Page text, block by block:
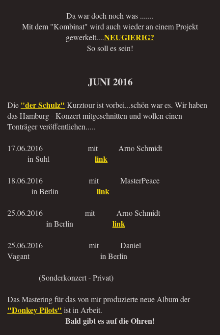
Da war doch noch was .......
Mit dem "Kombinat" wird auch wieder an einem Projekt
gewerkelt....NEUGIERIG?
So soll es sein!
JUNI 2016
Die "der Schulz" Kurztour ist vorbei...schön war es. Wir haben
das Hamburg - Konzert mitgeschnitten und wollen einen
Tonträger veröffentlichen.....
17.06.2016 mit Arno Schmidt
in Suhl link
18.06.2016 mit MasterPeace
in Berlin link
25.06.2016 mit Arno Schmidt
in Berlin link
25.06.2016 mit Daniel
Vagant in Berlin
(Sonderkonzert - Privat)
Das Mastering für das von mir produzierte neue Album der
"Donkey Pilots" ist in Arbeit.
Bald gibt es auf die Ohren!